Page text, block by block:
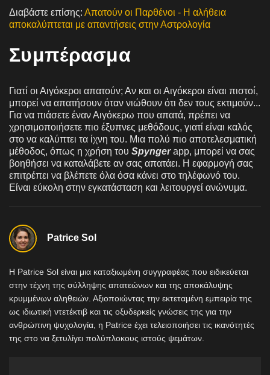
Διαβάστε επίσης: Απατούν οι Παρθένοι - Η αλήθεια
αποκαλύπτεται με απαντήσεις στην Αστρολογία
Συμπέρασμα
Γιατί οι Αιγόκεροι απατούν; Αν και οι Αιγόκεροι είναι πιστοί,
μπορεί να απατήσουν όταν νιώθουν ότι δεν τους εκτιμούν...
Για να πιάσετε έναν Αιγόκερω που απατά, πρέπει να
χρησιμοποιήσετε πιο έξυπνες μεθόδους, γιατί είναι καλός
στο να καλύπτει τα ίχνη του. Μια πολύ πιο αποτελεσματική
μέθοδος, όπως η χρήση του Spyngerapp, μπορεί να σας
βοηθήσει να καταλάβετε αν σας απατάει. Η εφαρμογή σας
επιτρέπει να βλέπετε όλα όσα κάνει στο τηλέφωνό του.
Είναι εύκολη στην εγκατάσταση και λειτουργεί ανώνυμα.
Patrice Sol
Η Patrice Sol είναι μια καταξιωμένη συγγραφέας που ειδικεύεται
στην τέχνη της σύλληψης απατεώνων και της αποκάλυψης
κρυμμένων αληθειών. Αξιοποιώντας την εκτεταμένη εμπειρία της
ως ιδιωτική ντετέκτιβ και τις οξυδερκείς γνώσεις της για την
ανθρώπινη ψυχολογία, η Patrice έχει τελειοποιήσει τις ικανότητές
της στο να ξετυλίγει πολύπλοκους ιστούς ψεμάτων.